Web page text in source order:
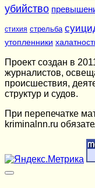
убийство
стихия стрельба
утопленники
Проект создан в
журналистов,
происшествия,
структур и судов.
При перепечатке
kriminalnn.ru